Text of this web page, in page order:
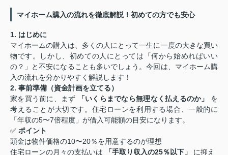
マイホーム購入の流れを徹底解説！初めての方でも安心
1. はじめに
マイホームの購入は、多くの人にとって一生に一度の大きな買い
物です。しかし、初めての人にとっては「何から始めればいい
の？」と不安になることも多いでしょう。今回は、マイホーム購
入の流れを分かりやすく解説します！
2. 事前準備（資金計画を立てる）
家を買う前に、まず
「いくらまでなら無理なく払えるのか」
を
考えることが大切です。住宅ローンを利用する場合、一般的に
「年収の5〜7倍程度」が借入可能額の目安になります。
✅ ポイント
頭金は物件価格の10〜20％を用意するのが理想
住宅ローンの月々の支払いは
「手取り収入の25％以下」
に抑え